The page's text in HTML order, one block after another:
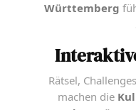
Württemberg
Rätsel,
machen die